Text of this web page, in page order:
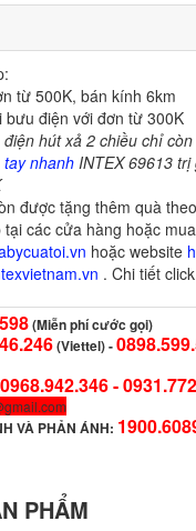
từ 500K, bán kính 6km
điện với đơn từ 300K
hút xả 2 chiều chỉ
tay nhanh INTEX 69613
được tặng thêm quà
các cửa hàng hoặc
hoặc website
. Chi tiết click
(Miễn phí cước gọi)
(Viettel)-
0968.942.346 -
VÀ PHẢN ÁNH:
PHẨM